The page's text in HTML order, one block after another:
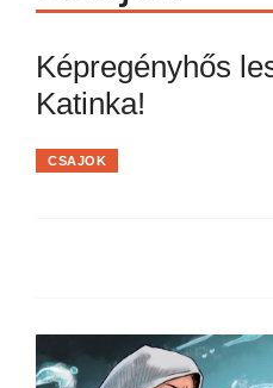
Képregényhős
Katinka!
CSAJOK